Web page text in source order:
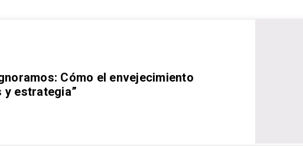
Cómo el envejecimiento
y estrategia”